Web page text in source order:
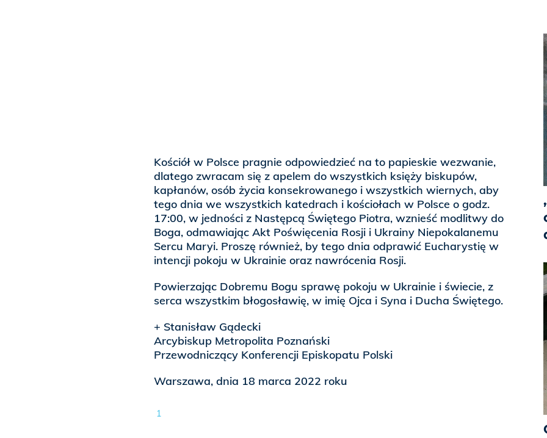
Kościół w Polsce pragnie odpowiedzieć na to papieskie wezwanie,
dlatego zwracam się z apelem do wszystkich księży biskupów,
kapłanów, osób życia konsekrowanego i wszystkich wiernych, aby
tego dnia we wszystkich katedrach i kościołach w Polsce o godz.
17:00, w jedności z Następcą Świętego Piotra, wznieść modlitwy do
Boga, odmawiając Akt Poświęcenia Rosji i Ukrainy Niepokalanemu
Sercu Maryi. Proszę również, by tego dnia odprawić Eucharystię w
intencji pokoju w Ukrainie oraz nawrócenia Rosji.
Powierzając Dobremu Bogu sprawę pokoju w Ukrainie i świecie, z
serca wszystkim błogosławię, w imię Ojca i Syna i Ducha Świętego.
+ Stanisław Gądecki
Arcybiskup Metropolita Poznański
Przewodniczący Konferencji Episkopatu Polski
Warszawa, dnia 18 marca 2022 roku
1